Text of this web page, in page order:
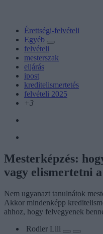
Érettségi-felvételi
Egyéb
felvételi
mesterszak
eljárás
ipost
kreditelismertetés
felvételi 2025
+3
Mesterképzés:
vagy elismertetni
Nem ugyanazt tanulnátok
Akkor mindenképp
ahhoz, hogy felvegyenek
Rodler Lili